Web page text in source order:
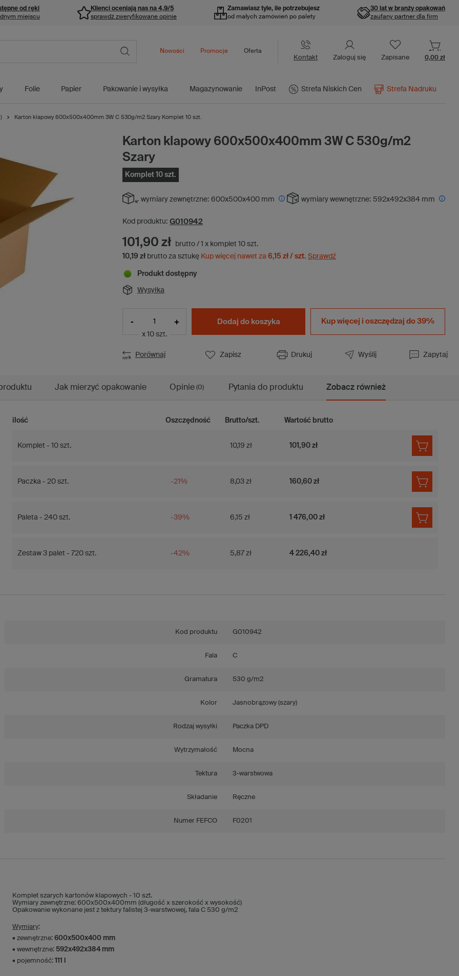
od ręki
miejscu
Klienci oceniają nas na 4,9/5
sprawdź zweryfikowane opinie
Zamawiasz tyle, ile potrzebujesz
od małych zamówień po palety
30 lat w branży opakowań
zaufany partner dla firm
Kontakt Zaloguj się Zapisane 0,00 zł
Folie Papier Pakowanie i wysyłka Magazynowanie InPost Strefa Niskich Cen Strefa Nadruku
Nowości Promocje Oferta
Karton klapowy 600x500x400mm 3W C 530g/m2 Szary Komplet 10 szt.
Karton klapowy 600x500x400mm 3W C 530g/m2
Szary
Komplet 10 szt.
wymiary zewnętrzne: 600x500x400 mm wymiary wewnętrzne: 592x492x384 mm
Kod produktu: G010942
101,90 zł brutto / 1 x komplet 10 szt.
10,19 zł brutto za sztukę Kup więcej nawet za 6,15 zł / szt. Sprawdź
Produkt dostępny
Wysyłka
- +
x 10 szt.
Dodaj do koszyka Kup więcej i oszczędzaj do 39%
Porównaj Zapisz Drukuj Wyślij Zapytaj
Jak mierzyć opakowanie Opinie (0) Pytania do produktu Zobacz również
ilość Oszczędność Brutto/szt. Wartość brutto
Komplet - 10 szt. 10,19 zł 101,90 zł
Paczka - 20 szt. -21% 8,03 zł 160,60 zł
Paleta - 240 szt. -39% 6,15 zł 1 476,00 zł
Zestaw 3 palet - 720 szt. -42% 5,87 zł 4 226,40 zł
Kod produktu G010942
Fala C
Gramatura 530 g/m2
Kolor Jasnobrązowy (szary)
Rodzaj wysyłki Paczka DPD
Wytrzymałość Mocna
Tektura 3-warstwowa
Składanie Ręczne
Numer FEFCO F0201
Komplet szarych kartonów klapowych - 10 szt.
Wymiary zewnętrzne: 600x500x400mm (długość x szerokość x wysokość)
Opakowanie wykonane jest z tektury falistej 3-warstwowej, fala C 530 g/m2
Wymiary:
• zewnętrzne: 600x500x400 mm
• wewnętrzne: 592x492x384 mm
• pojemność: 111 l